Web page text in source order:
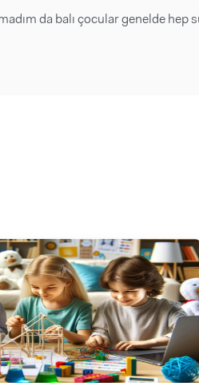
da balı çocular genelde